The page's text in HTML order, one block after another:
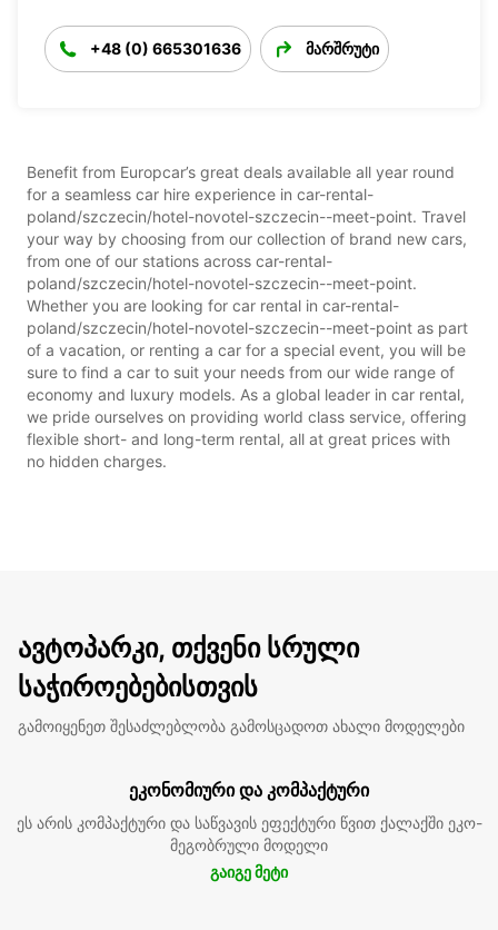
+48 (0) 665301636 მარშრუტი
Benefit from Europcar’s great deals available all year round
for a seamless car hire experience in car-rental-
poland/szczecin/hotel-novotel-szczecin--meet-point. Travel
your way by choosing from our collection of brand new cars,
from one of our stations across car-rental-
poland/szczecin/hotel-novotel-szczecin--meet-point.
Whether you are looking for car rental in car-rental-
poland/szczecin/hotel-novotel-szczecin--meet-point as part
of a vacation, or renting a car for a special event, you will be
sure to find a car to suit your needs from our wide range of
economy and luxury models. As a global leader in car rental,
we pride ourselves on providing world class service, offering
flexible short- and long-term rental, all at great prices with
no hidden charges.
ავტოპარკი, თქვენი სრული
საჭიროებებისთვის
გამოიყენეთ შესაძლებლობა გამოსცადოთ ახალი მოდელები
ეკონომიური და კომპაქტური
ეს არის კომპაქტური და საწვავის ეფექტური წვით ქალაქში ეკო-
მეგობრული მოდელი
გაიგე მეტი